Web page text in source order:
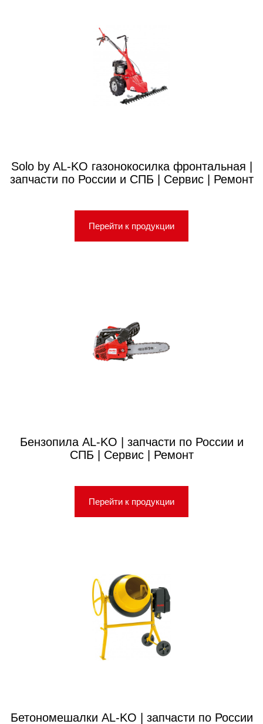
Solo by AL-KO газонокосилка фронтальная |
запчасти по России и СПБ | Сервис | Ремонт
Перейти к продукции
Бензопила AL-KO | запчасти по России и
СПБ | Сервис | Ремонт
Перейти к продукции
Бетономешалки AL-KO | запчасти по России